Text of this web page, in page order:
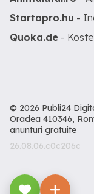
Startapro.hu -
Quoka.de -
© 2026 Publi24
Oradea 410346,
anunturi gratuite
26.08.06.c0c206c